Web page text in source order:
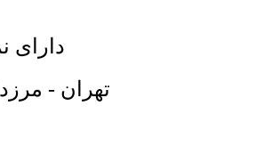
دارای
تهران -